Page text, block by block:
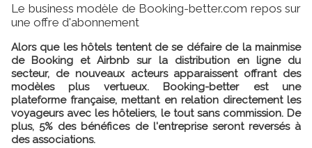
Le business modèle de Booking-better.com repos sur
une offre d'abonnement
Alors que les hôtels tentent de se défaire de la mainmise
de Booking et Airbnb sur la distribution en ligne du
secteur, de nouveaux acteurs apparaissent offrant des
modèles plus vertueux. Booking-better est une
plateforme française, mettant en relation directement les
voyageurs avec les hôteliers, le tout sans commission. De
plus, 5% des bénéfices de l'entreprise seront reversés à
des associations.